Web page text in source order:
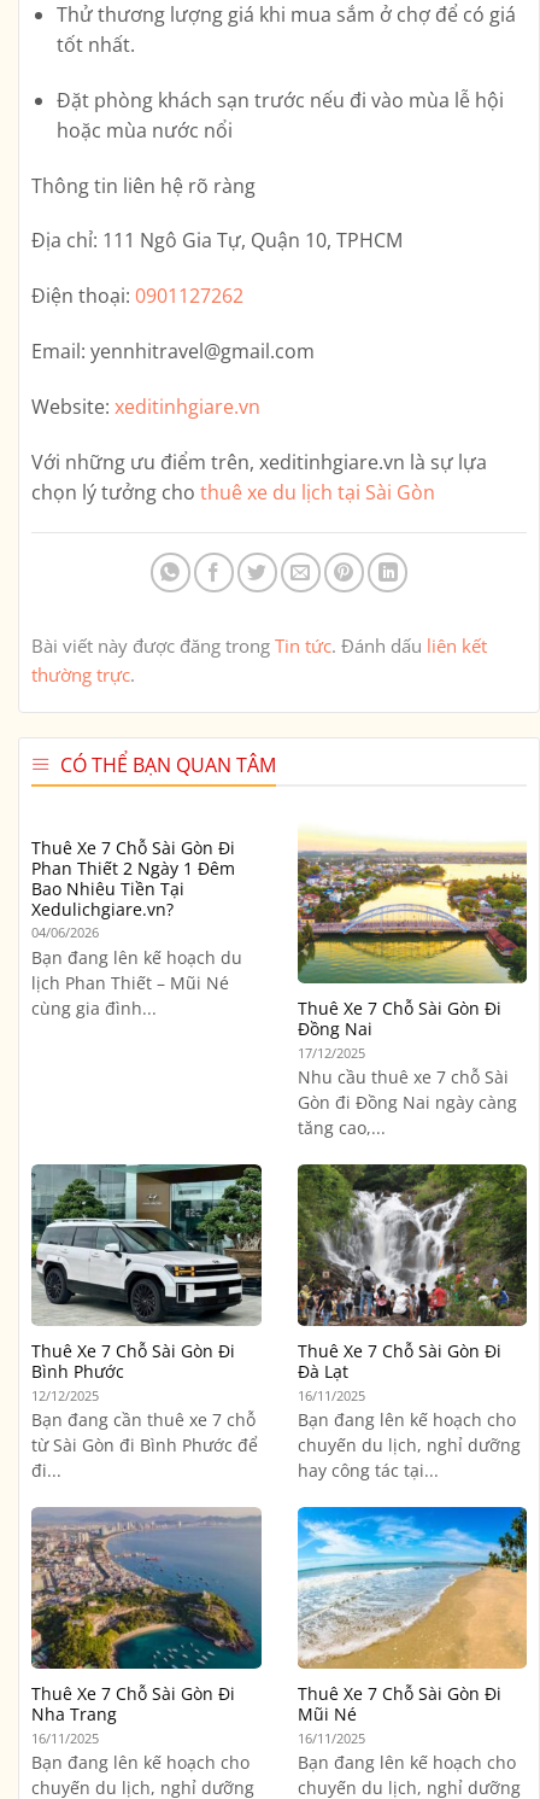
Thử thương lượng giá khi mua sắm ở chợ để có giá
tốt nhất.
Đặt phòng khách sạn trước nếu đi vào mùa lễ hội
hoặc mùa nước nổi
Thông tin liên hệ rõ ràng
Địa chỉ: 111 Ngô Gia Tự, Quận 10, TPHCM
Điện thoại: 0901127262
Email: yennhitravel@gmail.com
Website: xeditinhgiare.vn
Với những ưu điểm trên, xeditinhgiare.vn là sự lựa
chọn lý tưởng cho thuê xe du lịch tại Sài Gòn
Bài viết này được đăng trong Tin tức. Đánh dấu liên kết
thường trực.
CÓ THỂ BẠN QUAN TÂM
Thuê Xe 7 Chỗ Sài Gòn Đi
Phan Thiết 2 Ngày 1 Đêm
Bao Nhiêu Tiền Tại
Xedulichgiare.vn?
04/06/2026
Bạn đang lên kế hoạch du
lịch Phan Thiết – Mũi Né
cùng gia đình...
Thuê Xe 7 Chỗ Sài Gòn Đi
Đồng Nai
17/12/2025
Nhu cầu thuê xe 7 chỗ Sài
Gòn đi Đồng Nai ngày càng
tăng cao,...
Thuê Xe 7 Chỗ Sài Gòn Đi
Bình Phước
12/12/2025
Bạn đang cần thuê xe 7 chỗ
từ Sài Gòn đi Bình Phước để
đi...
Thuê Xe 7 Chỗ Sài Gòn Đi
Đà Lạt
16/11/2025
Bạn đang lên kế hoạch cho
chuyến du lịch, nghỉ dưỡng
hay công tác tại...
Thuê Xe 7 Chỗ Sài Gòn Đi
Nha Trang
16/11/2025
Bạn đang lên kế hoạch cho
chuyến du lịch, nghỉ dưỡng
Thuê Xe 7 Chỗ Sài Gòn Đi
Mũi Né
16/11/2025
Bạn đang lên kế hoạch cho
chuyến du lịch, nghỉ dưỡng